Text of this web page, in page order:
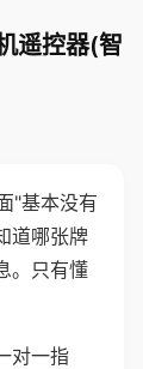
遥控器(智
"基本没有
道哪张牌
。只有懂
对一指